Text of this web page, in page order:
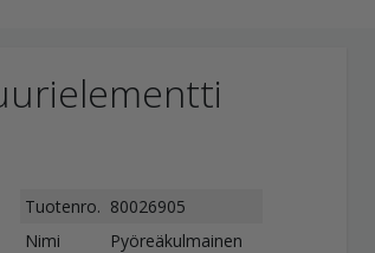
Tuotenro. 80026905
Nimi
Pyöreäkulmainen